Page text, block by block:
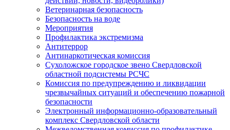
Ветеринарная безопасность
Безопасность на воде
Мероприятия
Профилактика экстремизма
Антитеррор
Антинаркотическая комиссия
Сухоложское городское звено Свердловской
областной подсистемы РСЧС
Комиссия по предупреждению и ликвидации
чрезвычайных ситуаций и обеспечению пожарной
безопасности
Электронный информационно-образовательный
комплекс Cвердловской области